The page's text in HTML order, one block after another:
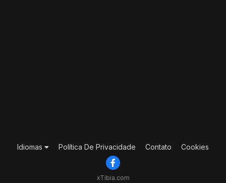
Idiomas Política De Privacidade Contato Cookies
xTibia.com